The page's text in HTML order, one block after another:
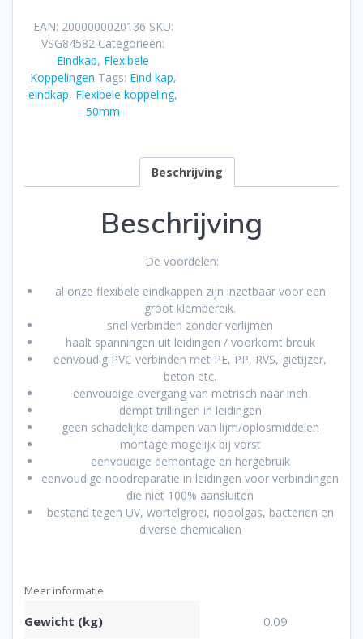
aantal
EAN: 2000000020136 SKU:
VSG84582 Categorieën:
Eindkap, Flexibele
Koppelingen Tags: Eind kap,
eindkap, Flexibele koppeling,
50mm
Beschrijving
Beschrijving
De voordelen:
al onze flexibele eindkappen zijn inzetbaar voor een
groot klembereik.
snel verbinden zonder verlijmen
haalt spanningen uit leidingen / voorkomt breuk
eenvoudig PVC verbinden met PE, PP, RVS, gietijzer,
beton etc.
eenvoudige overgang van metrisch naar inch
dempt trillingen in leidingen
geen schadelijke dampen van lijm/oplosmiddelen
montage mogelijk bij vorst
eenvoudige demontage en hergebruik
eenvoudige noodreparatie in leidingen voor verbindingen
die niet 100% aansluiten
bestand tegen UV, wortelgroei, riooolgas, bacteriën en
diverse chemicaliën
Meer informatie
Gewicht (kg) 0.09